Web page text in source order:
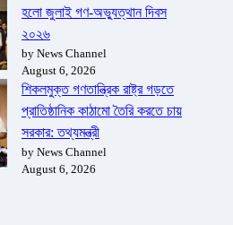
হলো জুলাই গণ-অভ্যুত্থান দিবস
২০২৬
by News Channel
August 6, 2026
শিকলমুক্ত গণতান্ত্রিক রাষ্ট্র গড়তে
প্রাতিষ্ঠানিক কাঠামো তৈরি করতে চায়
সরকার: তথ্যমন্ত্রী
by News Channel
August 6, 2026